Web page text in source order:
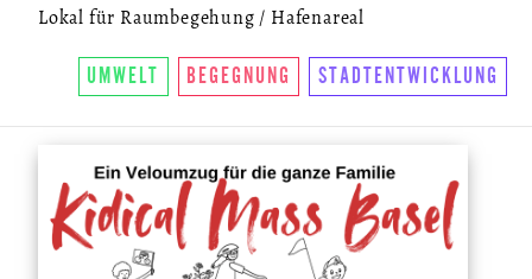
Lokal für Raumbegehung / Hafenareal
UMWELT BEGEGNUNG STADTENTWICKLUNG